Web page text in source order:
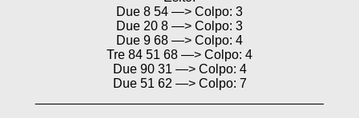
Due 8 54 —> Colpo: 3
Due 20 8 —> Colpo: 3
Due 9 68 —> Colpo: 4
Tre 84 51 68 —> Colpo: 4
Due 90 31 —> Colpo: 4
Due 51 62 —> Colpo: 7